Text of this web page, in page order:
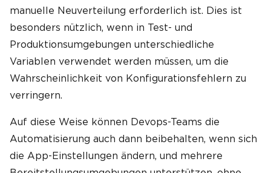
manuelle Neuverteilung erforderlich ist. Dies ist
besonders nützlich, wenn in Test- und
Produktionsumgebungen unterschiedliche
Variablen verwendet werden müssen, um die
Wahrscheinlichkeit von Konfigurationsfehlern zu
verringern.
Auf diese Weise können Devops-Teams die
Automatisierung auch dann beibehalten, wenn sich
die App-Einstellungen ändern, und mehrere